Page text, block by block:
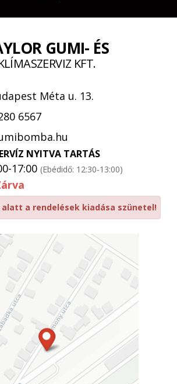
GUMI- ÉS
KFT.
Méta u. 13.
6567
NYITVA TARTÁS
17:00 (Ebédidő: 12:30-13:00)
alatt a rendelések kiadása szünetel!